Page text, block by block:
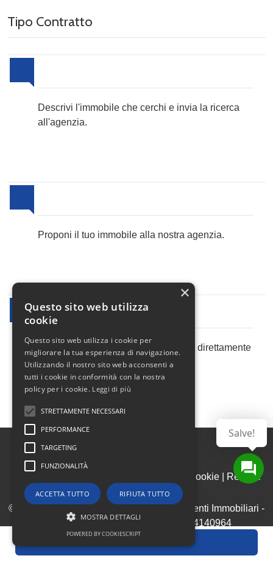
Tipo Contratto
Descrivi l'immobile che cerchi e invia la ricerca
all'agenzia.
Proponi il tuo immobile alla nostra agenzia.
Newsletter Immobiliare
Ricevi le nostre proposte immobiliari direttamente
nella tua email!
Informativa Cookie|
Revoca
Consensi
© Copyright 2026 - Para&Associati Consulenti Immobiliari -
All Rights reserved - Part. IVA 08324140964
REA Ditta MI - 2017819 Ruolo Agenti Immobiliari
Salve!
×
Questo sito web utilizza
cookie
Questo sito web utilizza i cookie per
migliorare la tua esperienza di navigazione.
Utilizzando il nostro sito web acconsenti a
tutti i cookie in conformità con la nostra
policy per i cookie. Leggi di più
STRETTAMENTE NECESSARI
PERFORMANCE
TARGETING
FUNZIONALITÀ
ACCETTA TUTTO RIFIUTA TUTTO
MOSTRA DETTAGLI
POWERED BY COOKIESCRIPT